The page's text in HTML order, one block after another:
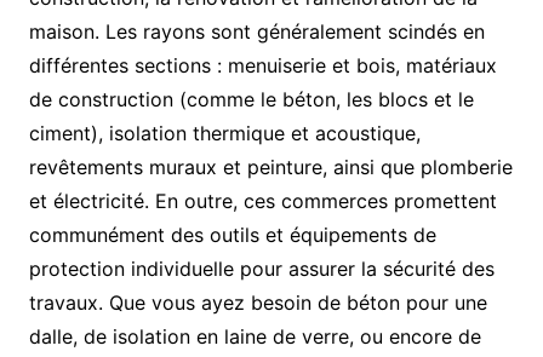
maison. Les rayons sont généralement scindés en
différentes sections : menuiserie et bois, matériaux
de construction (comme le béton, les blocs et le
ciment), isolation thermique et acoustique,
revêtements muraux et peinture, ainsi que plomberie
et électricité. En outre, ces commerces promettent
communément des outils et équipements de
protection individuelle pour assurer la sécurité des
travaux. Que vous ayez besoin de béton pour une
dalle, de isolation en laine de verre, ou encore de